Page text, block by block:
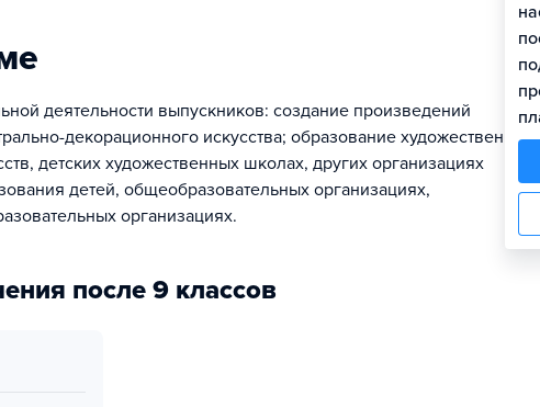
деятельности выпускников: создание произведений
декорационного искусства; образование художественное
детских художественных школах, других организациях
детей, общеобразовательных организациях,
организациях.
после 9 классов